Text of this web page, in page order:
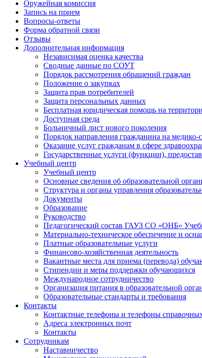
Оружейная комиссия
Запись на прием
Вопросы-ответы
Форма обратной связи
Отзывы
Дополнительная информация
Независимая оценка качества
Сводные данные по СОУТ
Порядок рассмотрения обращений граждан
Положение о закупках
Защита прав потребителей
Защита персональных данных
Бесплатная юридическая помощь на
Доступная среда
Больничный лист нового поколения
Порядок направления гражданина на медико-
Оказание услуг гражданам в сфере
Государственные услуги (функции),
Учебный центр
Учебный центр
Основные сведения об образовательной
Структура и органы управления
Документы
Образование
Руководство
Педагогический состав ГАУЗ СО «ОНБ»
Материально-техническое обеспечение и
Платные образовательные услуги
Финансово-хозяйственная деятельность
Вакантные места для приема (перевода)
Стипендии и меры поддержки обучающихся
Международное сотрудничество
Организация питания в образовательной
Образовательные стандарты и требования
Контакты
Контактные телефоны и телефоны
Адреса электронных почт
Контакты
Сотрудникам
Наставничество